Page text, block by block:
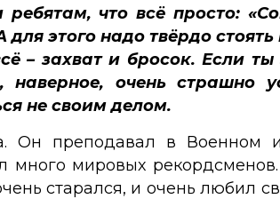
что всё просто:
этого надо твёрдо стоять
– захват и бросок. Если ты
наверное, очень страшно
не своим делом.
Он преподавал в Военном
много мировых
старался, и очень любил